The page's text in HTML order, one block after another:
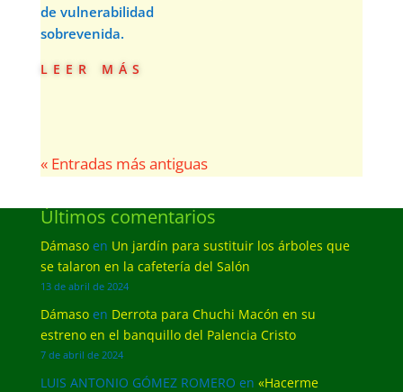
de vulnerabilidad
sobrevenida.
leer más
« Entradas más antiguas
Últimos comentarios
Dámasoen Un jardín para sustituir los árboles que
se talaron en la cafetería del Salón
13 de abril de 2024
Dámasoen Derrota para Chuchi Macón en su
estreno en el banquillo del Palencia Cristo
7 de abril de 2024
LUIS ANTONIO GÓMEZ ROMERO en «Hacerme